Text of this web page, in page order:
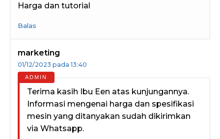
Harga dan tutorial
Balas
marketing
01/12/2023 pada 13:40
Terima kasih Ibu Een atas kunjungannya.
Informasi mengenai harga dan spesifikasi
mesin yang ditanyakan sudah dikirimkan
via Whatsapp.